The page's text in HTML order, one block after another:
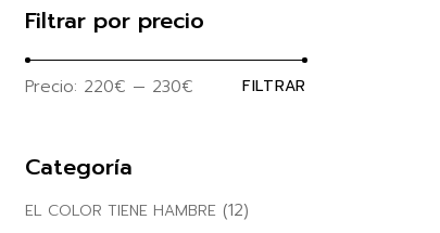
Filtrar por precio
FILTRAR
Precio: 220€ — 230€
Categoría
EL COLOR TIENE HAMBRE (12)